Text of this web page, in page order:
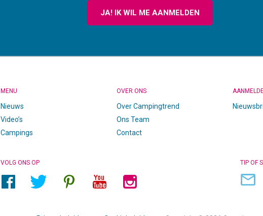
JA! IK WIL ME AANMELDEN
MENU
Nieuws
Video’s
Campings
OVER ONS
Over Campingtrend
Ons Team
Contact
VOLG ONS OP TIP OF